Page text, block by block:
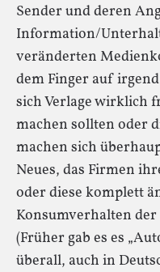
Sender und deren
Information/
veränderten
dem Finger auf
sich Verlage wirklich
machen sollten oder
machen sich
Neues, das Firmen
oder diese komplett
Konsumverhalten
(Früher gab es es
überall, auch in